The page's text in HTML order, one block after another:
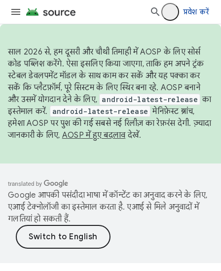
प्रवेश करें
साल 2026 से, हम दूसरी और चौथी तिमाही में AOSP के लिए सोर्स
कोड पब्लिश करेंगे. ऐसा इसलिए किया जाएगा, ताकि हम अपने ट्रंक
स्टेबल डेवलपमेंट मॉडल के साथ काम कर सकें और यह पक्का कर
सकें कि प्लैटफ़ॉर्म, पूरे सिस्टम के लिए स्थिर बना रहे. AOSP बनाने
और उसमें योगदान देने के लिए, android-latest-release का
इस्तेमाल करें.
android-latest-release मेनिफ़ेस्ट ब्रांच,
हमेशा AOSP पर पुश की गई सबसे नई रिलीज़ का रेफ़रंस देगी. ज़्यादा
जानकारी के लिए, AOSP में हुए बदलावदेखें.
Google आपकी पसंदीदा भाषा में कॉन्टेंट का अनुवाद करने के लिए,
एआई टेक्नोलॉजी का इस्तेमाल करता है. एआई से मिले अनुवादों में
गलतियां हो सकती हैं.